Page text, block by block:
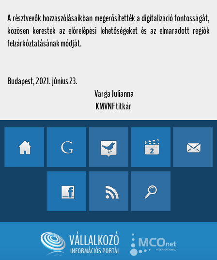
A résztvevők hozzászólásaikban megerősítették a digitalizáció fontosságát,
közösen keresték az előrelépési lehetőségeket és az elmaradott régiók
felzárkóztatásának módját.
Budapest, 2021. június 23.
Varga Julianna
KMVNF titkár